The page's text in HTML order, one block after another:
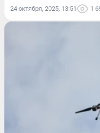
24 октября, 2025, 13:51 1